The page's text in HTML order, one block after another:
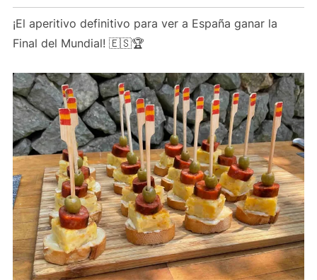
¡El aperitivo definitivo para ver a España ganar la
Final del Mundial! 🇪🇸🏆